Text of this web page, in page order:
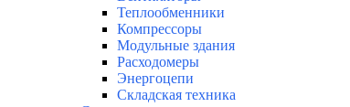
Теплообменники
Компрессоры
Модульные здания
Расходомеры
Энергоцепи
Складская техника